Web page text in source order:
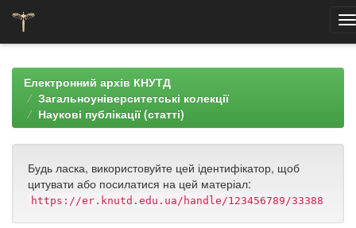
navigationЕлектронний архів КНУТД
Загальноуніверситетські колекції
Наукові публікації (статті)
Будь ласка, використовуйте цей ідентифікатор, щоб
цитувати або посилатися на цей матеріал:
https://er.knutd.edu.ua/handle/123456789/33388